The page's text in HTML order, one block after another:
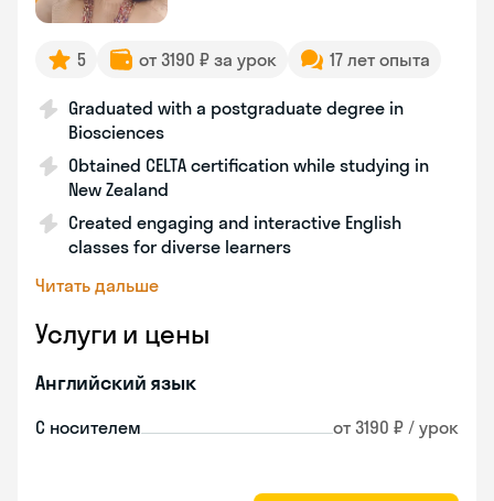
5 от 3190 ₽ за урок 17 лет опыта
Graduated with a postgraduate degree in
Biosciences
Obtained CELTA certification while studying in
New Zealand
Created engaging and interactive English
classes for diverse learners
Читать дальше
Услуги и цены
Английский язык
С носителем от 3190 ₽ / урок